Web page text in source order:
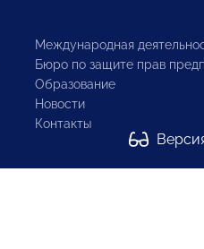
Международная
Бюро по защите прав
Образование
Новости
Контакты